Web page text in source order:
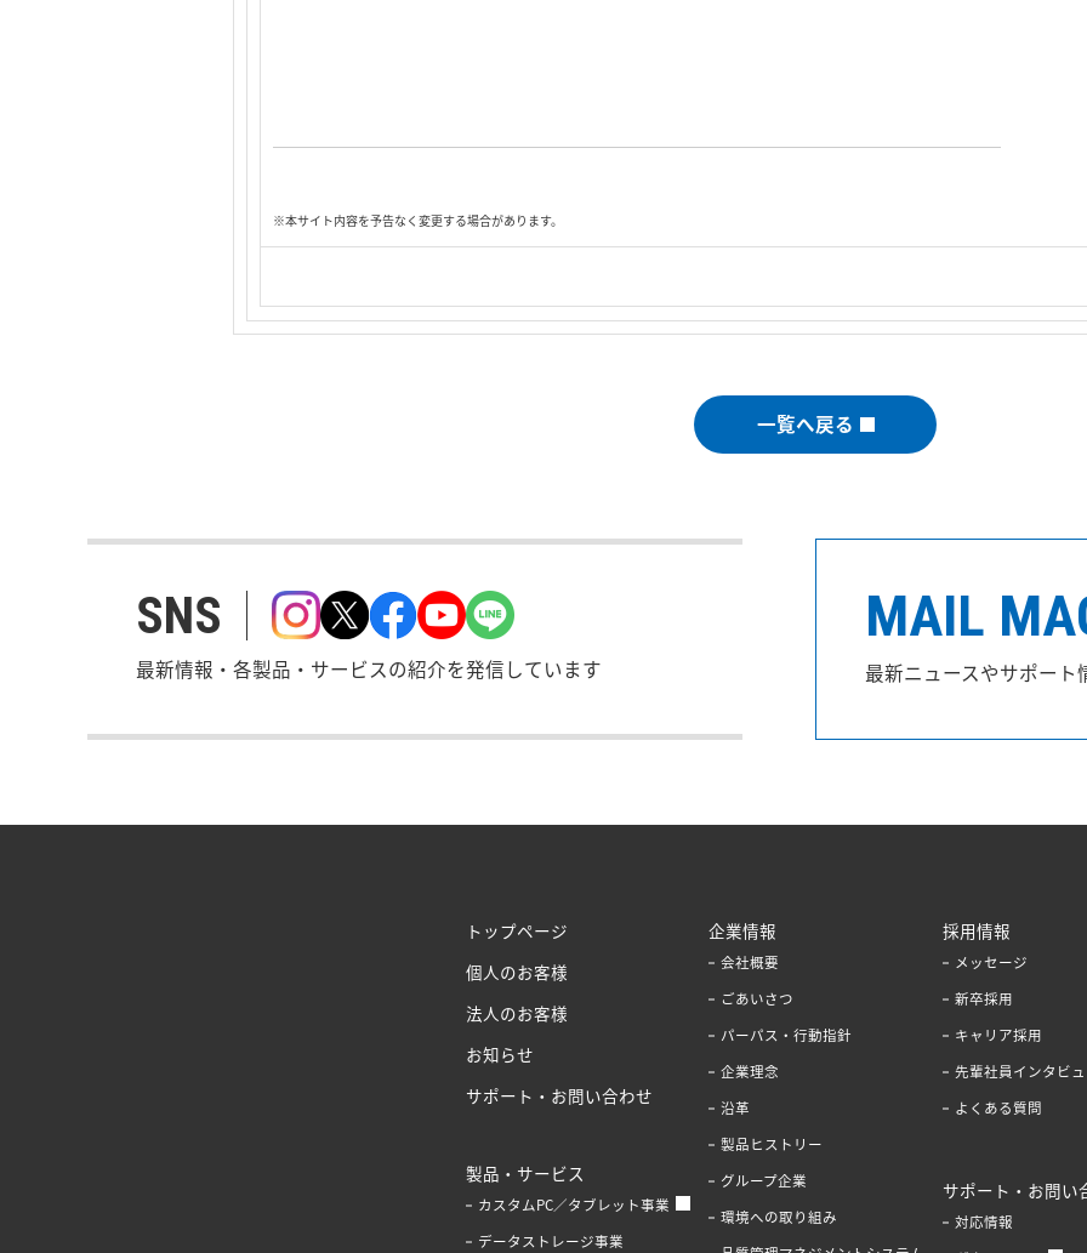
※本サイト内容を予告なく変更する場合があります。
一覧へ戻る
SNS
最新情報・各製品・サービスの紹介を発信しています
MAIL
最新ニュースやサポー
トップページ
個人のお客様
法人のお客様
お知らせ
サポート・お問い合わせ
製品・サービス
カスタムPC／タブレット事業
データストレージ事業
企業情報
会社概要
ごあいさつ
パーパス・行動指針
企業理念
沿革
製品ヒストリー
グループ企業
環境への取り組み
採用情報
メッセージ
新卒採用
キャリア採用
先輩社員インタビ
よくある質問
サポート・お問い
対応情報